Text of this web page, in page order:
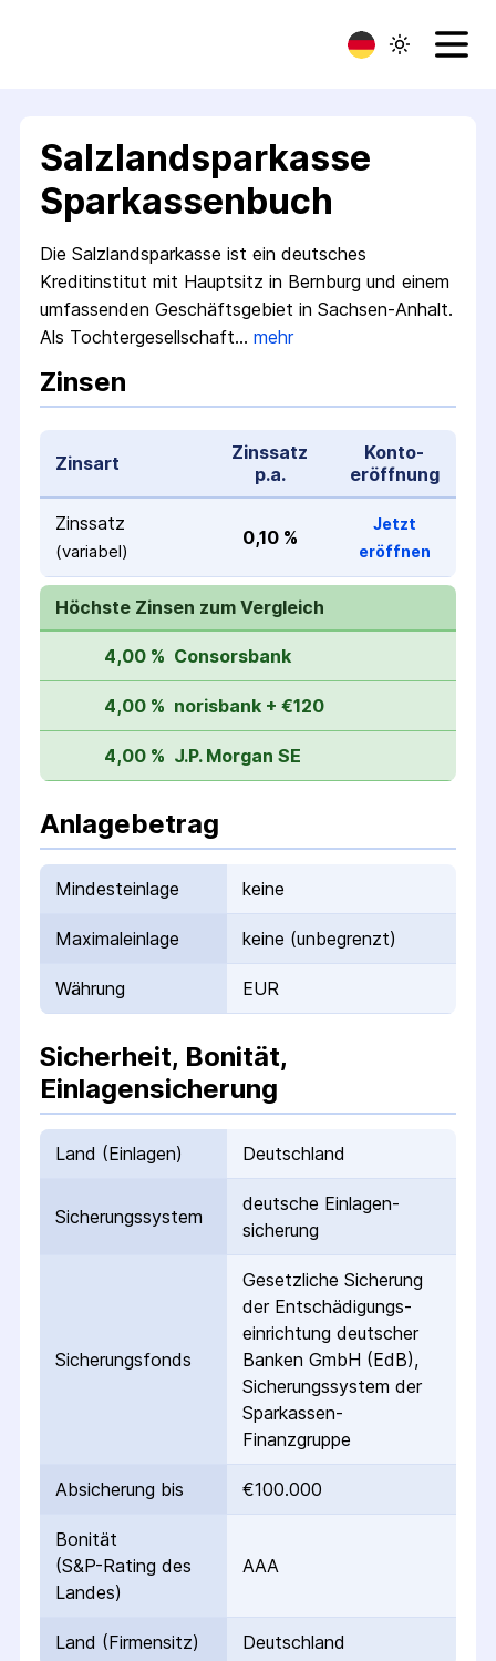
Salzlandsparkasse
Sparkassenbuch
Die Salzlandsparkasse ist ein deutsches
Kreditinstitut mit Hauptsitz in Bernburg und einem
umfassenden Geschäftsgebiet in Sachsen-Anhalt.
Als Tochtergesellschaft… mehr
Zinsen
Zinsart
Zinssatz
p.a.
Konto­
eröffnung
Zinssatz
(variabel)
0,10 %
Jetzt
eröffnen
Höchste Zinsen zum Vergleich
4,00 % Consorsbank
4,00 % norisbank + €120
4,00 % J.P. Morgan SE
Anlagebetrag
Mindesteinlage keine
Maximaleinlage keine (unbegrenzt)
Währung EUR
Sicherheit, Bonität,
Einlagensicherung
Land (Einlagen) Deutschland
Sicherungs­system
deutsche Einlagen­
sicherung
Sicherungs­fonds
Gesetzliche Sicherung
der Entschädigungs­
einrichtung deutscher
Banken GmbH (EdB),
Sicherungssystem der
Sparkassen-
Finanzgruppe
Absicherung bis €100.000
Bonität
(S&P-Rating des
Landes)
AAA
Land (Firmensitz) Deutschland